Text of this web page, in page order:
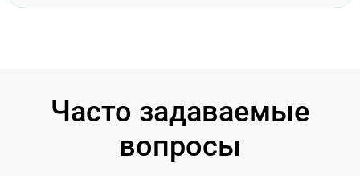
Часто задаваемые
вопросы